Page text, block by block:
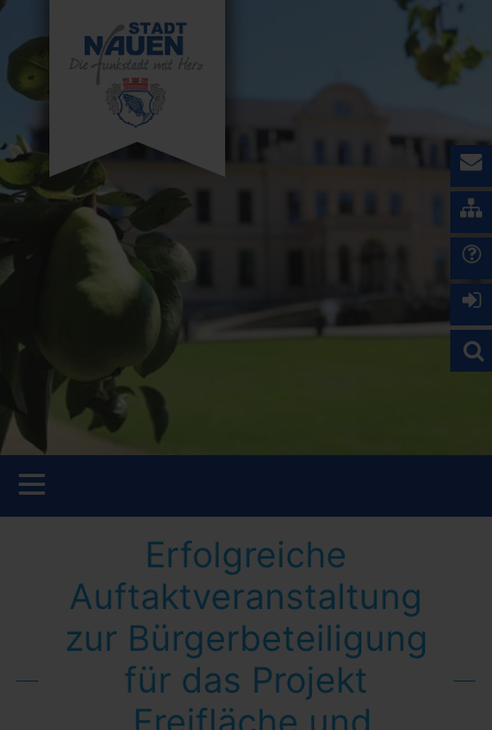
Erfolgreiche
Auftaktveranstaltung
zur Bürgerbeteiligung
für das Projekt